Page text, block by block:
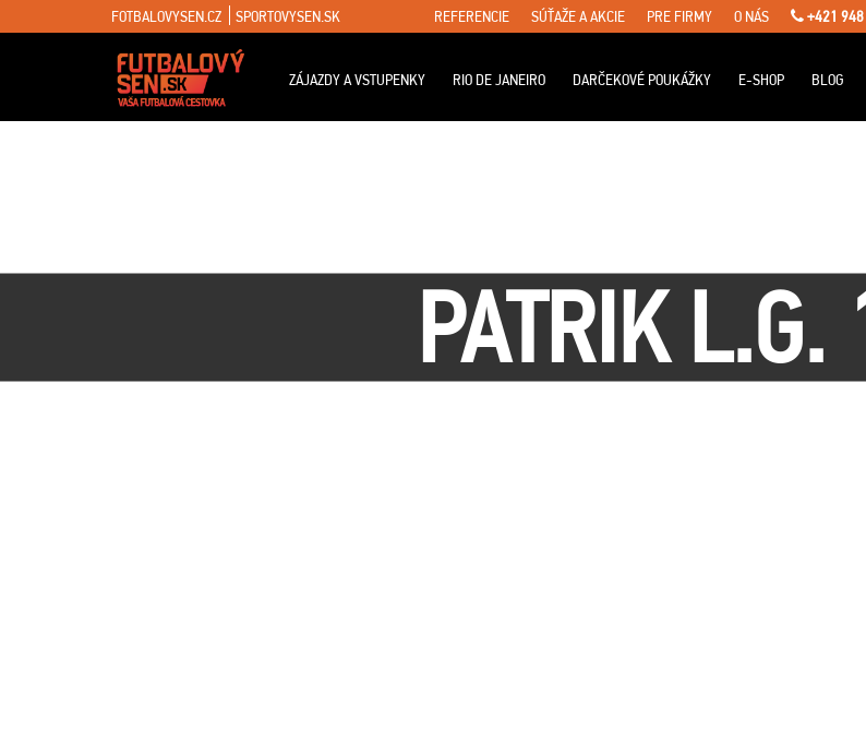
FOTBALOVYSEN.CZ SPORTOVYSEN.SK REFERENCIE SÚŤAŽE A AKCIE PRE FIRMY O NÁS +421
ZÁJAZDY A VSTUPENKY RIO DE JANEIRO DARČEKOVÉ POUKÁŽKY E-SHOP BLOG
PATRIK